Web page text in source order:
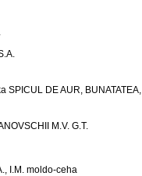
SPICUL DE AUR, BUNATATEA,
M.V. G.T.
I.M. moldo-ceha